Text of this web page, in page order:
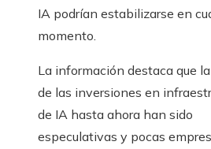
IA podrían estabilizarse en
momento.
La información destaca que
de las inversiones en
de IA hasta ahora han sido
especulativas y pocas